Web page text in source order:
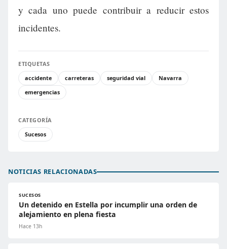
y cada uno puede contribuir a reducir estos
incidentes.
ETIQUETAS
accidente
carreteras seguridad vial
Navarra
emergencias
CATEGORÍA
Sucesos
NOTICIAS RELACIONADAS
SUCESOS
Un detenido en Estella por incumplir una orden de
alejamiento en plena fiesta
Hace 13h